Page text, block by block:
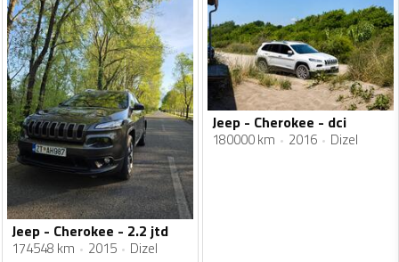
Jeep - Cherokee - 2.2 jtd
174548 km 2015 Dizel
Jeep - Cherokee - dci
180000 km 2016 Dizel